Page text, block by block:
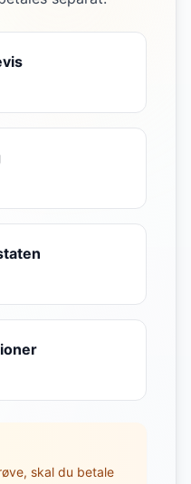
skal du betale